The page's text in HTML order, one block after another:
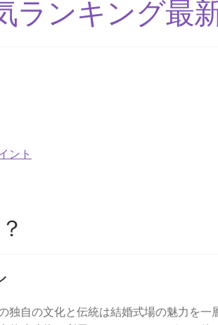
ランキング最
ント
自の文化と伝統は結婚式場の魅力を一